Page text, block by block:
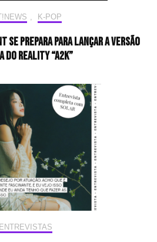
K-POP
se prepara para lançar a versão
do reality “A2K”
ENTREVISTAS